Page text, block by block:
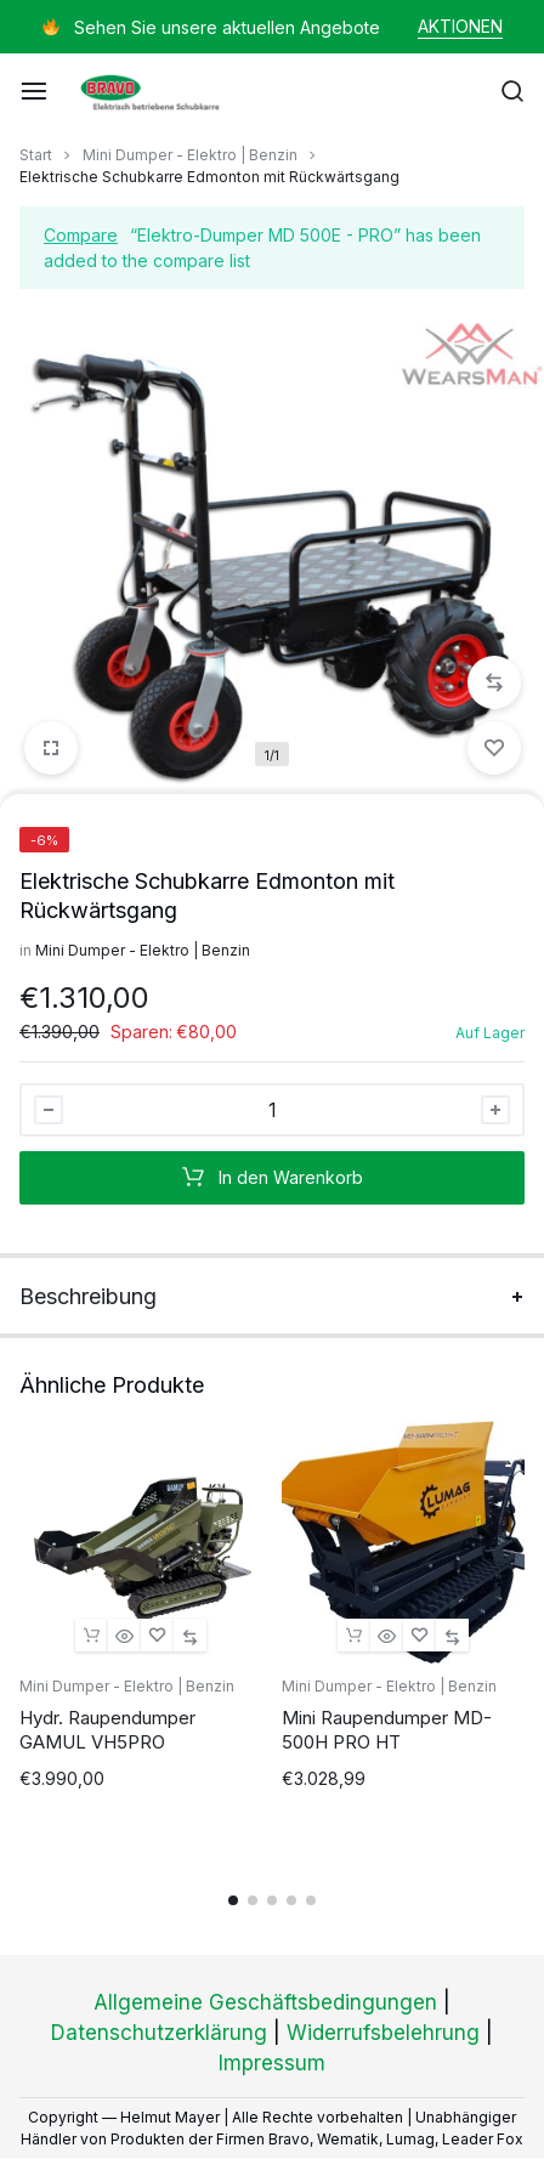
Sehen Sie unsere aktuellen Angebote AKTIONEN
Mayer
Start
Mini Dumper - Elektro | Benzin
Elektrische Schubkarre Edmonton mit Rückwärtsgang
Compare
“Elektro-Dumper MD 500E - PRO” has been
added to the compare list
1/1
-6%
Elektrische Schubkarre Edmonton mit
Rückwärtsgang
in Mini Dumper - Elektro | Benzin
€1.310,00
€1.390,00 Sparen: €80,00 Auf Lager
Stück
In den Warenkorb
Beschreibung
Ähnliche Produkte
Mini Dumper - Elektro | Benzin
Hydr. Raupendumper
GAMUL VH5PRO
€3.990,00
Mini Dumper - Elektro | Benzin
Mini Raupendumper MD-
500H PRO HT
€3.028,99
Allgemeine Geschäftsbedingungen
Datenschutzerklärung
Widerrufsbelehrung
Impressum
Copyright — Helmut Mayer | Alle Rechte vorbehalten | Unabhängiger
Händler von Produkten der Firmen Bravo, Wematik, Lumag, Leader Fox